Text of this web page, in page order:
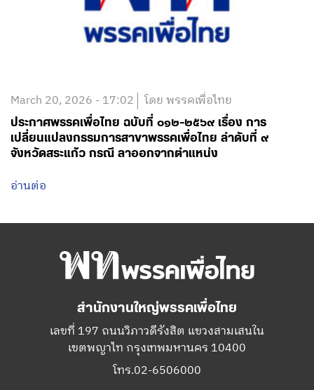
March 20, 2026 - 17:02 โดย พรรคเพื่อไทย
ประกาศพรรคเพื่อไทย ฉบับที่ ๐๑๒-๒๕๖๙ เรื่อง การ
เปลี่ยนแปลงกรรมการสาขาพรรคเพื่อไทย ลำดับที่ ๙
จังหวัดสระแก้ว กรณี ลาออกจากตำแหน่ง
อ่านต่อ
สำนักงานใหญ่พรรคเพื่อไทย
เลขที่ 197 ถนนวิภาวดีรังสิต แขวงสามเสนใน
เขตพญาไท กรุงเทพมหานคร 10400
โทร.02-6506000